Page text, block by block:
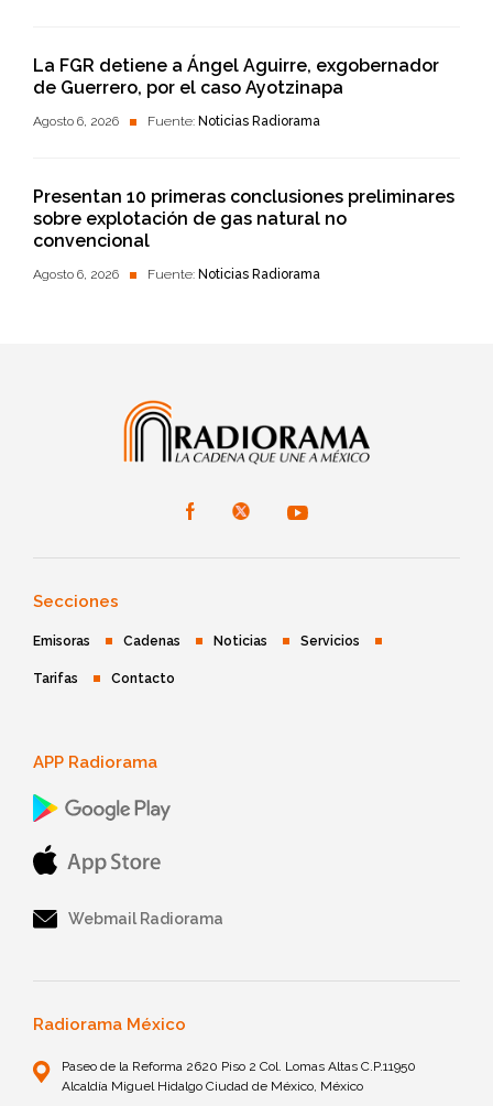
La FGR detiene a Ángel Aguirre, exgobernador
de Guerrero, por el caso Ayotzinapa
Agosto 6, 2026 Fuente: Noticias Radiorama
Presentan 10 primeras conclusiones preliminares
sobre explotación de gas natural no
convencional
Agosto 6, 2026 Fuente: Noticias Radiorama
Secciones
Emisoras Cadenas Noticias Servicios
Tarifas Contacto
APP Radiorama
Webmail Radiorama
Radiorama México
Paseo de la Reforma 2620 Piso 2 Col. Lomas Altas C.P.11950
Alcaldía Miguel Hidalgo Ciudad de México, México